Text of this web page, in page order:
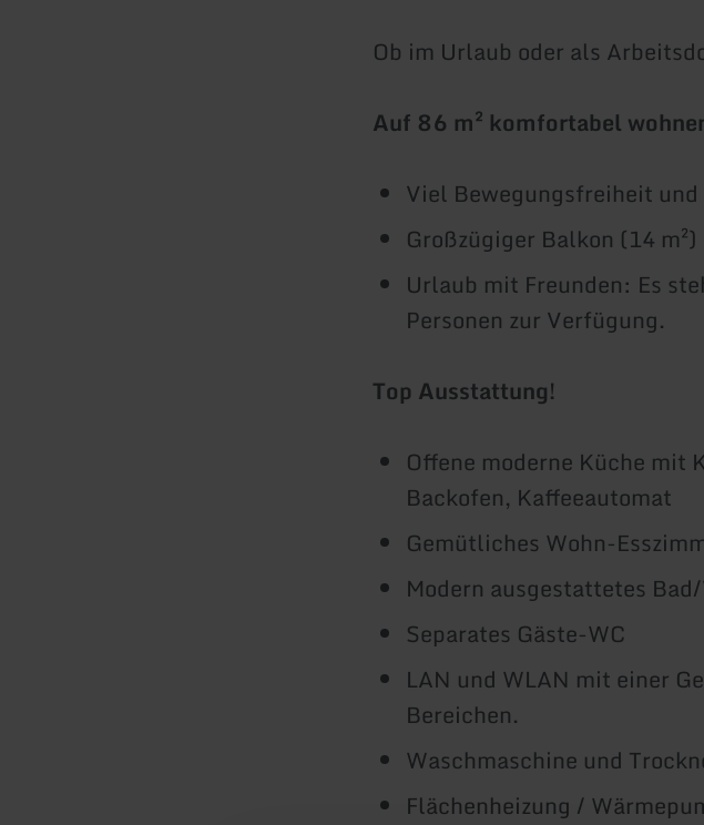
Ob im Urlaub oder als
Auf 86 m² komfortabel
Viel Bewegungsfreiheit
Großzügiger Balkon (14
Urlaub mit Freunden: Es
Personen zur Verfügung.
Top Ausstattung!
Offene moderne Küche mit
Backofen, Kaffeeautomat
Gemütliches Wohn-
Modern ausgestattetes
Separates Gäste-WC
LAN und WLAN mit einer
Bereichen.
Waschmaschine und
Flächenheizung /